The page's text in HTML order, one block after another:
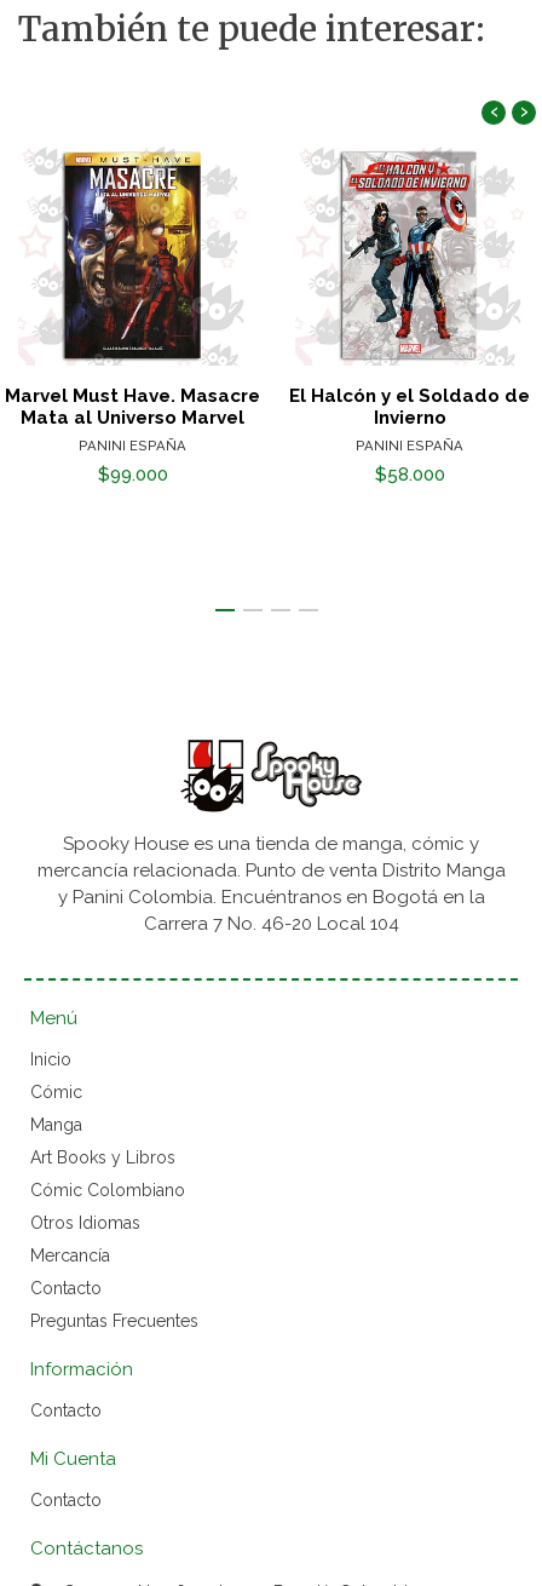
También te puede interesar:
Marvel Must Have. Masacre
Mata al Universo Marvel
PANINI ESPAÑA
$99.000
El Halcón y el Soldado de
Invierno
PANINI ESPAÑA
$58.000
‹ ›
Spooky House es una tienda de manga, cómic y
mercancía relacionada. Punto de venta Distrito Manga
y Panini Colombia. Encuéntranos en Bogotá en la
Carrera 7 No. 46-20 Local 104
Menú
Inicio
Cómic
Manga
Art Books y Libros
Cómic Colombiano
Otros Idiomas
Mercancía
Contacto
Preguntas Frecuentes
Información
Contacto
Mi Cuenta
Contacto
Contáctanos